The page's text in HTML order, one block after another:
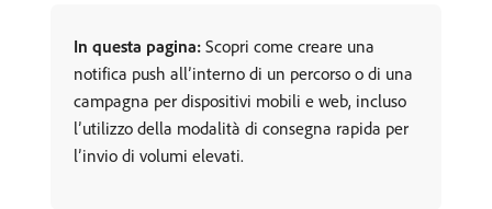
In questa pagina: Scopri come creare una
notifica push all’interno di un percorso o di una
campagna per dispositivi mobili e web, incluso
l’utilizzo della modalità di consegna rapida per
l’invio di volumi elevati.